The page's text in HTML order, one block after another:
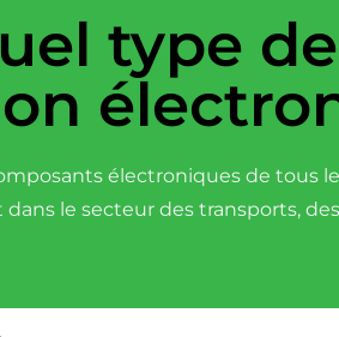
type de
électroniques de tous
le secteur des transports,